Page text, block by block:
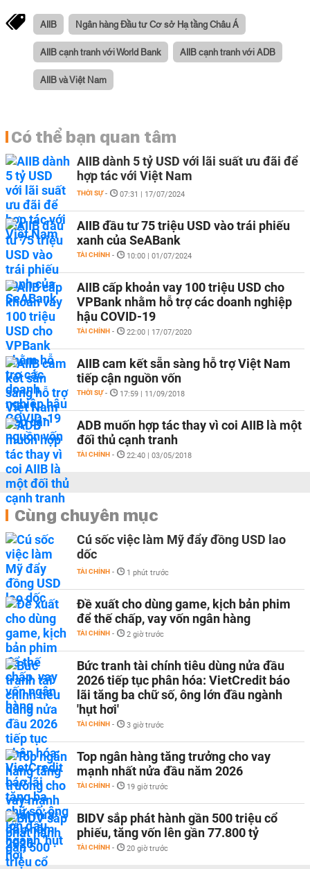
AIIB Ngân hàng Đầu tư Cơ sở Hạ tầng Châu Á
AIIB cạnh tranh với World Bank AIIB cạnh tranh với ADB
AIIB và Việt Nam
Có thể bạn quan tâm
AIIB dành 5 tỷ USD với lãi suất ưu đãi để
hợp tác với Việt Nam
THỜI SỰ - 07:31 | 17/07/2024
AIIB đầu tư 75 triệu USD vào trái phiếu
xanh của SeABank
TÀI CHÍNH - 10:00 | 01/07/2024
AIIB cấp khoản vay 100 triệu USD cho
VPBank nhằm hỗ trợ các doanh nghiệp
hậu COVID-19
TÀI CHÍNH - 22:00 | 17/07/2020
AIIB cam kết sẵn sàng hỗ trợ Việt Nam
tiếp cận nguồn vốn
THỜI SỰ - 17:59 | 11/09/2018
ADB muốn hợp tác thay vì coi AIIB là một
đối thủ cạnh tranh
TÀI CHÍNH - 22:40 | 03/05/2018
Cùng chuyên mục
Cú sốc việc làm Mỹ đẩy đồng USD lao
dốc
TÀI CHÍNH - 1 phút trước
Đề xuất cho dùng game, kịch bản phim
để thế chấp, vay vốn ngân hàng
TÀI CHÍNH - 2 giờ trước
Bức tranh tài chính tiêu dùng nửa đầu
2026 tiếp tục phân hóa: VietCredit báo
lãi tăng ba chữ số, ông lớn đầu ngành
'hụt hơi'
TÀI CHÍNH - 3 giờ trước
Top ngân hàng tăng trưởng cho vay
mạnh nhất nửa đầu năm 2026
TÀI CHÍNH - 19 giờ trước
BIDV sắp phát hành gần 500 triệu cổ
phiếu, tăng vốn lên gần 77.800 tỷ
TÀI CHÍNH - 20 giờ trước